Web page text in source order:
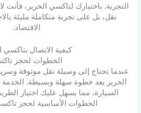
التجربة. باختيارك لتاكسي الحرير،
نقل، بل على تجربة متكاملة مليئة
الاقتصاد.
كيفية الاتصال بتاكسي
الخطوات لحجز
عندما تحتاج إلى وسيلة نقل موثوقة
الحرير يعد خطوة سهلة وبسيطة.
السيارة، مما يسهل عليك اختيار
الخطوات الأساسية لحجز